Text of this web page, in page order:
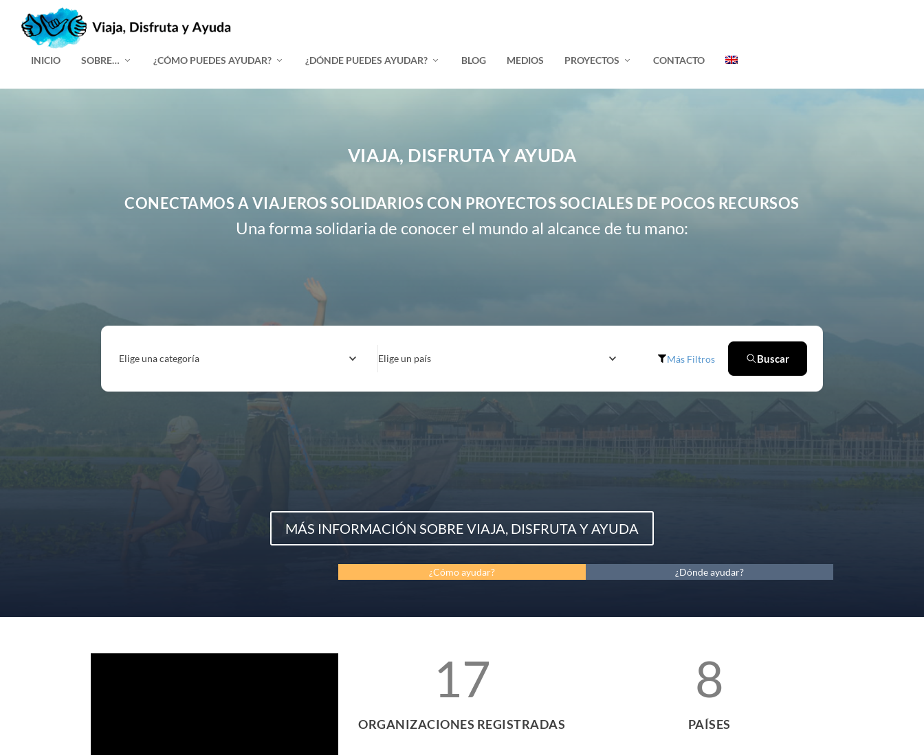
INICIO SOBRE… ¿CÓMO PUEDES AYUDAR? ¿DÓNDE PUEDES AYUDAR? BLOG MEDIOS PROYECTOS CONTACTO
VIAJA, DISFRUTA Y AYUDA
CONECTAMOS A VIAJEROS SOLIDARIOS CON PROYECTOS SOCIALES DE POCOS RECURSOS
Una forma solidaria de conocer el mundo al alcance de tu mano:
Elige una categoría Elige un país Más Filtros Buscar
MÁS INFORMACIÓN SOBRE VIAJA, DISFRUTA Y AYUDA
¿Cómo ayudar? ¿Dónde ayudar?
17
ORGANIZACIONES REGISTRADAS
8
PAÍSES